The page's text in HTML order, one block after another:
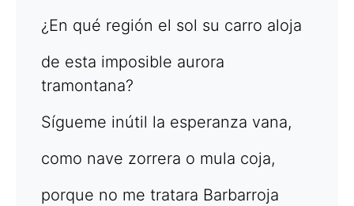
¿En qué región el sol su carro aloja
de esta imposible aurora
tramontana?
Sígueme inútil la esperanza vana,
como nave zorrera o mula coja,
porque no me tratara Barbarroja